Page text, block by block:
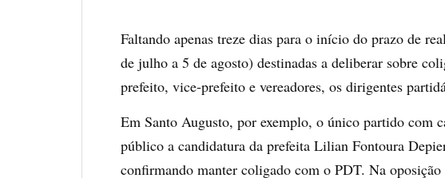
Faltando apenas treze dias para o início do prazo de
de julho a 5 de agosto) destinadas a deliberar sobre
prefeito, vice-prefeito e vereadores, os dirigentes
Em Santo Augusto, por exemplo, o único partido com
público a candidatura da prefeita Lilian Fontoura
confirmando manter coligado com o PDT. Na